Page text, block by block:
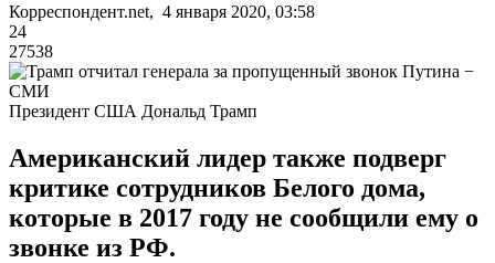
Корреспондент.net, 4 января 2020, 03:58
24
27538
Президент США Дональд Трамп
Американский лидер также подверг
критике сотрудников Белого дома,
которые в 2017 году не сообщили ему о
звонке из РФ.